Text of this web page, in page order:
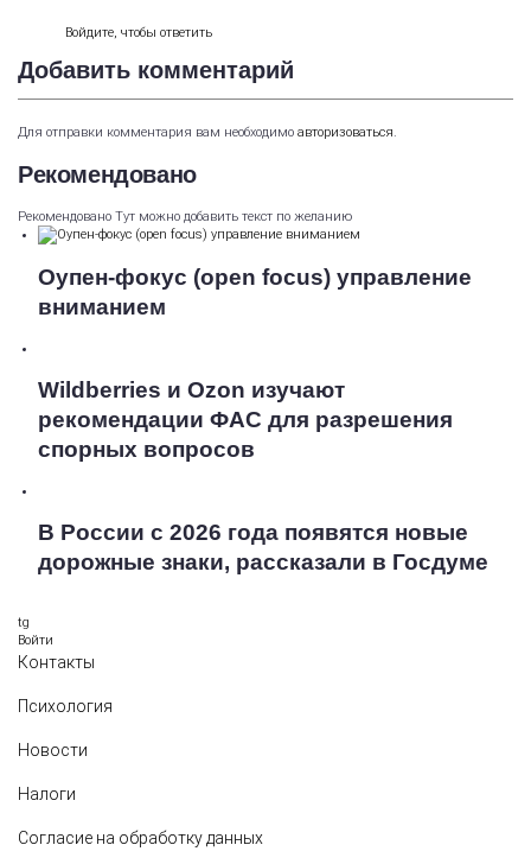
Войдите, чтобы ответить
Добавить комментарий
Для отправки комментария вам необходимо авторизоваться.
Рекомендовано
Рекомендовано Тут можно добавить текст по желанию
Оупен-фокус (open focus) управление
вниманием
Wildberries и Ozon изучают
рекомендации ФАС для разрешения
спорных вопросов
В России с 2026 года появятся новые
дорожные знаки, рассказали в Госдуме
tg
Войти
Контакты
Психология
Новости
Налоги
Согласие на обработку данных